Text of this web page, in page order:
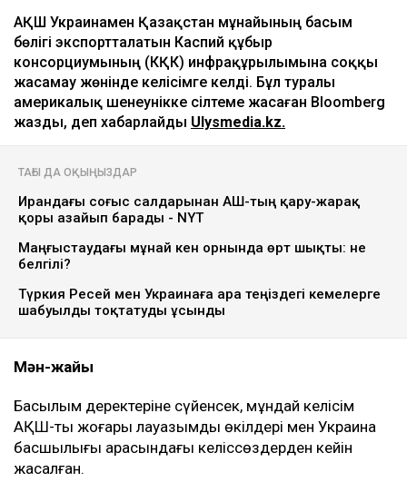
АҚШ Украинамен Қазақстан мұнайының басым
бөлігі экспортталатын Каспий құбыр
консорциумының (КҚК) инфрақұрылымына соққы
жасамау жөнінде келісімге келді. Бұл туралы
америкалық шенеунікке сілтеме жасаған Bloomberg
жазды, деп хабарлайды Ulysmedia.kz.
ТАҒЫ ДА ОҚЫҢЫЗДАР
Ирандағы соғыс салдарынан АҚШ-тың қару-жарақ
қоры азайып барады - NYT
Маңғыстаудағы мұнай кен орнында өрт шықты: не
белгілі?
Түркия Ресей мен Украинаға Қара теңіздегі кемелерге
шабуылды тоқтатуды ұсынды
Мән-жайы
Басылым деректеріне сүйенсек, мұндай келісім
АҚШ-тың жоғары лауазымды өкілдері мен Украина
басшылығы арасындағы келіссөздерден кейін
жасалған.